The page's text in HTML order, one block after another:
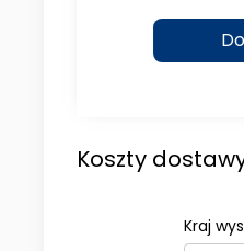
Koszty
Kraj